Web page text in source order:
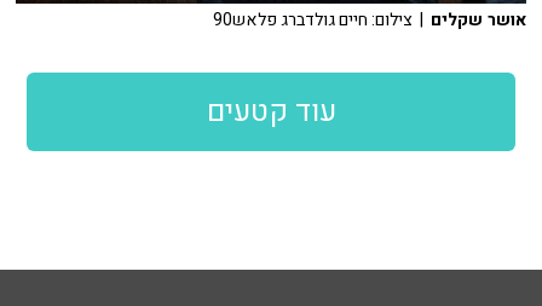
אושר שקלים | צילום: חיים גולדברג פלאש90
עוד קטעים